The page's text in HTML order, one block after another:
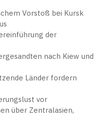
Vorstoß bei Kursk
der
nach Kiew und
Länder fordern
vor
über Zentralasien,